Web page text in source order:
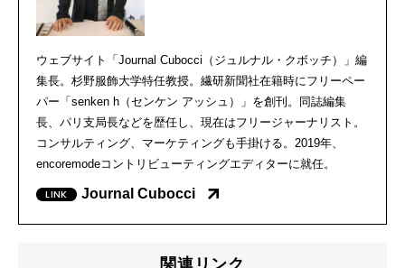
ウェブサイト「Journal Cubocci（ジュルナル・クボッチ）」編
集長。杉野服飾大学特任教授。繊研新聞社在籍時にフリーペー
パー「senken h（センケン アッシュ）」を創刊。同誌編集
長、パリ支局長などを歴任し、現在はフリージャーナリスト。
コンサルティング、マーケティングも手掛ける。2019年、
encoremodeコントリビューティングエディターに就任。
Journal Cubocci
関連リンク